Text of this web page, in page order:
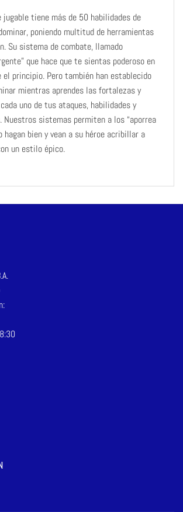
jugable tiene más de 50 habilidades de
poniendo multitud de herramientas
Su sistema de combate, llamado
que hace que te sientas poderoso en
el principio. Pero también han establecido
mientras aprendes las fortalezas y
uno de tus ataques, habilidades y
Nuestros sistemas permiten a los “aporrea
hagan bien y vean a su héroe acribillar a
un estilo épico.